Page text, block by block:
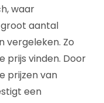
waar
aantal
vergeleken. Zo
prijs vinden. Door
prijzen van
een